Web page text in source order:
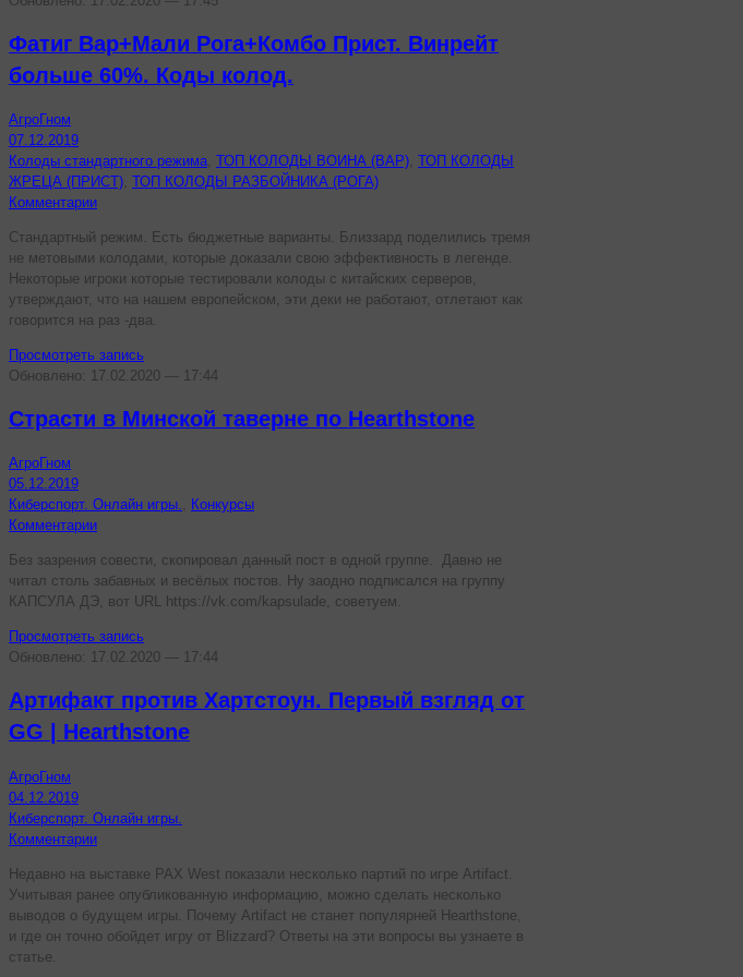
Фатиг Вар+Мали Рога+Комбо Прист. Винрейт
больше 60%. Коды колод.
АгроГном
07.12.2019
Колоды стандартного режима ТОП КОЛОДЫ ВОИНА (ВАР) ТОП КОЛОДЫ
ЖРЕЦА (ПРИСТ) ТОП КОЛОДЫ РАЗБОЙНИКА (РОГА)
Комментарии
Стандартный режим. Есть бюджетные варианты. Близзард поделились тремя
не метовыми колодами, которые доказали свою эффективность в легенде.
Некоторые игроки которые тестировали колоды с китайских серверов,
утверждают, что на нашем европейском, эти деки не работают, отлетают как
говорится на раз -два.
Просмотреть запись
Обновлено: 17.02.2020 — 17:44
Страсти в Минской таверне по Hearthstone
АгроГном
05.12.2019
Киберспорт. Онлайн игры., Конкурсы
Комментарии
Без зазрения совести, скопировал данный пост в одной группе. Давно не
читал столь забавных и весёлых постов. Ну заодно подписался на группу
КАПСУЛА ДЭ, вот URL https://vk.com/kapsulade, советуем.
Просмотреть запись
Обновлено: 17.02.2020 — 17:44
Артифакт против Хартстоун. Первый взгляд от
GG | Hearthstone
АгроГном
04.12.2019
Киберспорт. Онлайн игры.
Комментарии
Недавно на выставке PAX West показали несколько партий по игре Artifact.
Учитывая ранее опубликованную информацию, можно сделать несколько
выводов о будущем игры. Почему Artifact не станет популярней Hearthstone,
и где он точно обойдет игру от Blizzard? Ответы на эти вопросы вы узнаете в
статье.